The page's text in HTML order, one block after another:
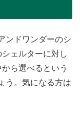
ンドワンダーのシ
ェルターに対し
ら選べるという
う。気になる方は